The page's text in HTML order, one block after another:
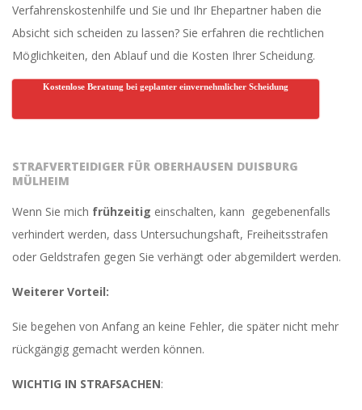
Verfahrenskostenhilfe und Sie und Ihr Ehepartner haben die
Absicht sich scheiden zu lassen? Sie erfahren die rechtlichen
Möglichkeiten, den Ablauf und die Kosten Ihrer Scheidung.
Kostenlose Beratung bei geplanter einvernehmlicher Scheidung
STRAFVERTEIDIGER FÜR OBERHAUSEN DUISBURG
MÜLHEIM
Wenn Sie mich frühzeitig einschalten, kann gegebenenfalls
verhindert werden, dass Untersuchungshaft, Freiheitsstrafen
oder Geldstrafen gegen Sie verhängt oder abgemildert werden.
Weiterer Vorteil:
Sie begehen von Anfang an keine Fehler, die später nicht mehr
rückgängig gemacht werden können.
WICHTIG IN STRAFSACHEN: